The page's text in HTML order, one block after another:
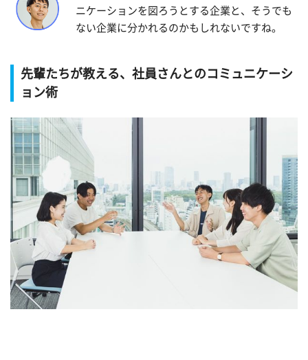
ニケーションを図ろうとする企業と、そうでも
ない企業に分かれるのかもしれないですね。
先輩たちが教える、社員さんとのコミュニケーシ
ョン術